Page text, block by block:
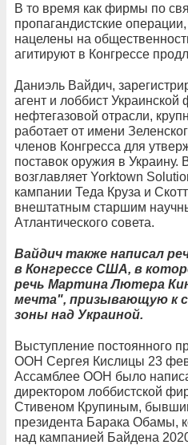
В то время как фирмы по
пропагандистские
нацелены на
агитируют в Конгрессе
Даниэль Вайдич,
агент и лоббист
нефтегазовой отрасли,
работает от имени
членов Конгресса для
поставок оружия в
возглавляет Yorktown
кампании Теда Круза и
внештатным старшим
Атлантического совета.
Вайдич также написал
в Конгрессе США, в
речь Мартина Лютера
мечта", призывающую к
зоны над Украиной.
Выступление постоянного
ООН Сергея Кислицы 23
Ассамблее ООН было
директором лоббистской
Стивеном Крупиным,
президента Барака Обамы,
над кампанией Байдена